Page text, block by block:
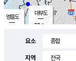
영흥도
대부도
33.6
요소
지역